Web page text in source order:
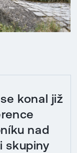
konal již
nad
skupiny